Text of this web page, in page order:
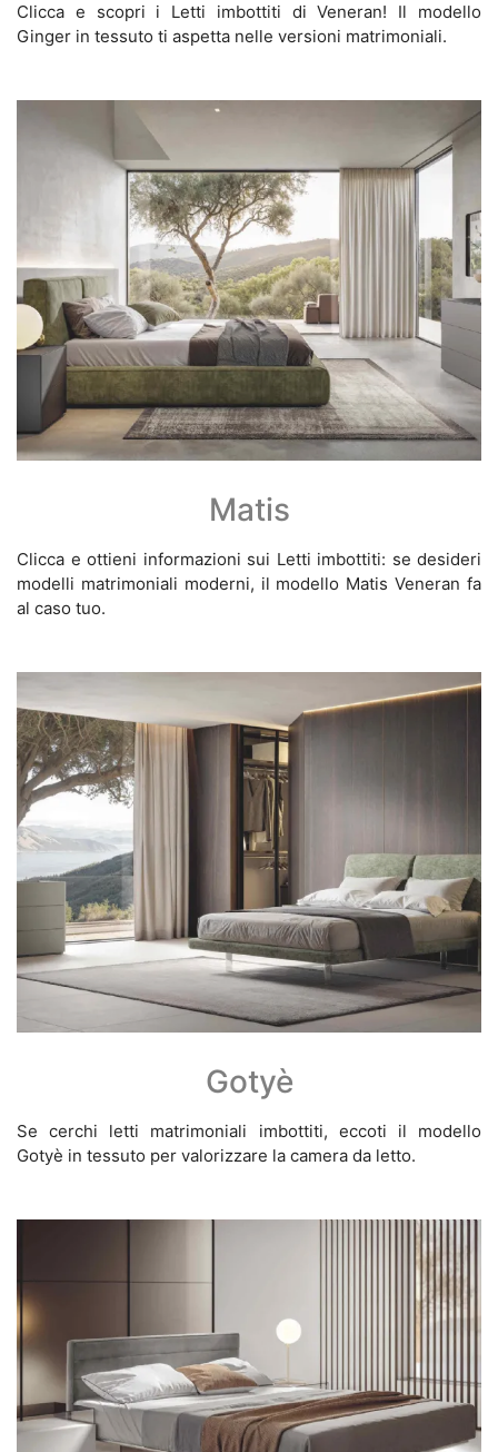
Clicca e scopri i Letti imbottiti di Veneran! Il modello
Ginger in tessuto ti aspetta nelle versioni matrimoniali.
Matis
Clicca e ottieni informazioni sui Letti imbottiti: se desideri
modelli matrimoniali moderni, il modello Matis Veneran fa
al caso tuo.
Gotyè
Se cerchi letti matrimoniali imbottiti, eccoti il modello
Gotyè in tessuto per valorizzare la camera da letto.